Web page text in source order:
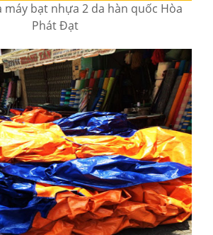
máy bạt nhựa 2 da hàn quốc Hòa
Phát Đạt